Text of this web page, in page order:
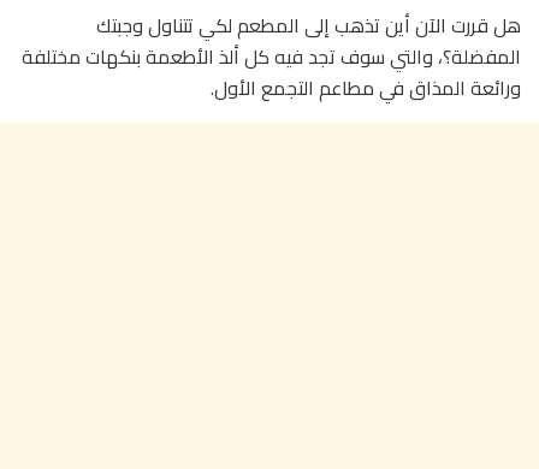
هل قررت الآن أين تذهب إلى المطعم لكي تتناول وجبتك
المفضلة؟، والتي سوف تجد فيه كل ألذ الأطعمة بنكهات مختلفة
ورائعة المذاق في مطاعم التجمع الأول.